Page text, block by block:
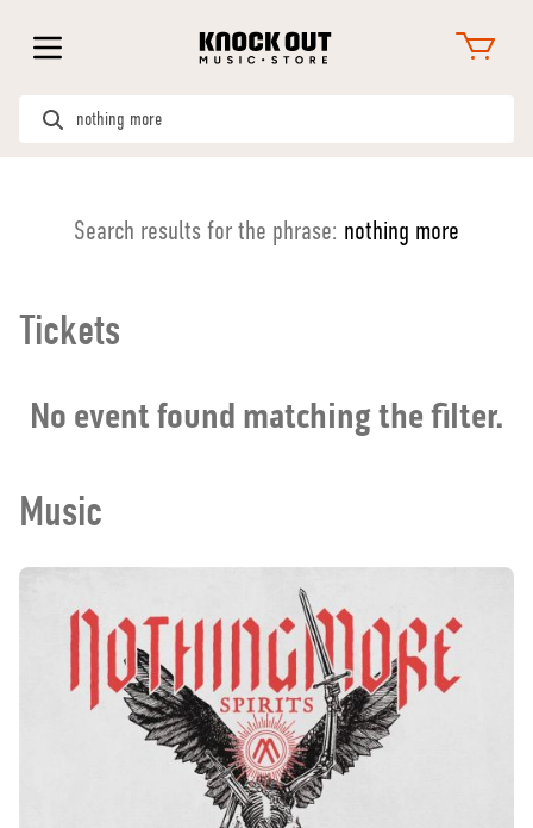
Search results for the phrase: nothing more
Tickets
No event found matching the filter.
Music